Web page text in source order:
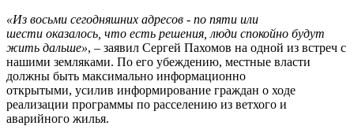
«Из восьми сегодняшних адресов - по пяти или
шести оказалось, что есть решения, люди спокойно будут
жить дальше», – заявил Сергей Пахомов на одной из встреч с
нашими земляками. По его убеждению, местные власти
должны быть максимально информационно
открытыми, усилив информирование граждан о ходе
реализации программы по расселению из ветхого и
аварийного жилья.